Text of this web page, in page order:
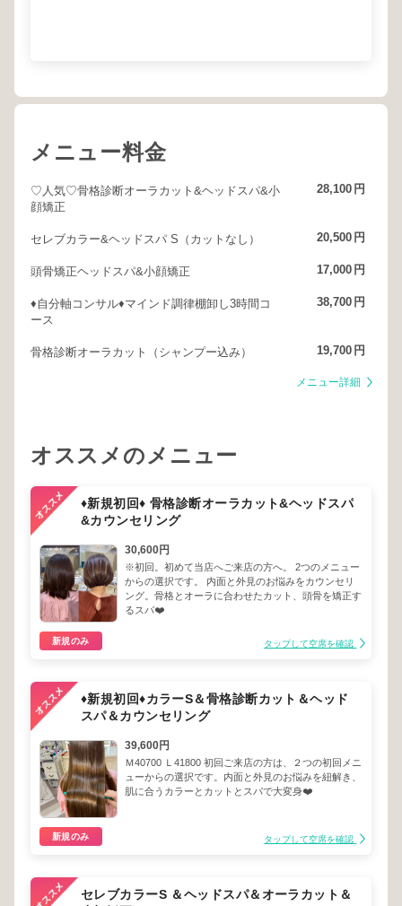
メニュー料金
♡人気♡骨格診断オーラカット&ヘッドスパ&小
顔矯正
28,100 円
セレブカラー&ヘッドスパ S（カットなし） 20,500 円
頭骨矯正ヘッドスパ&小顔矯正 17,000 円
♦︎自分軸コンサル♦︎マインド調律棚卸し3時間コ
ース
38,700 円
骨格診断オーラカット（シャンプー込み） 19,700 円
メニュー詳細
オススメのメニュー
♦︎新規初回♦︎ 骨格診断オーラカット&ヘッドスパ
&カウンセリング
30,600円
※初回。初めて当店へご来店の方へ。 2つのメニュー
からの選択です。 内面と外見のお悩みをカウンセリ
ング。骨格とオーラに合わせたカット、頭骨を矯正す
るスパ❤️
新規のみ タップして空席を確認
♦︎新規初回♦︎カラーS＆骨格診断カット＆ヘッド
スパ＆カウンセリング
39,600円
Ｍ40700 Ｌ41800 初回ご来店の方は、２つの初回メニ
ューからの選択です。内面と外見のお悩みを紐解き、
肌に合うカラーとカットとスパで大変身❤️
新規のみ タップして空席を確認
セレブカラーS ＆ヘッドスパ＆オーラカット＆